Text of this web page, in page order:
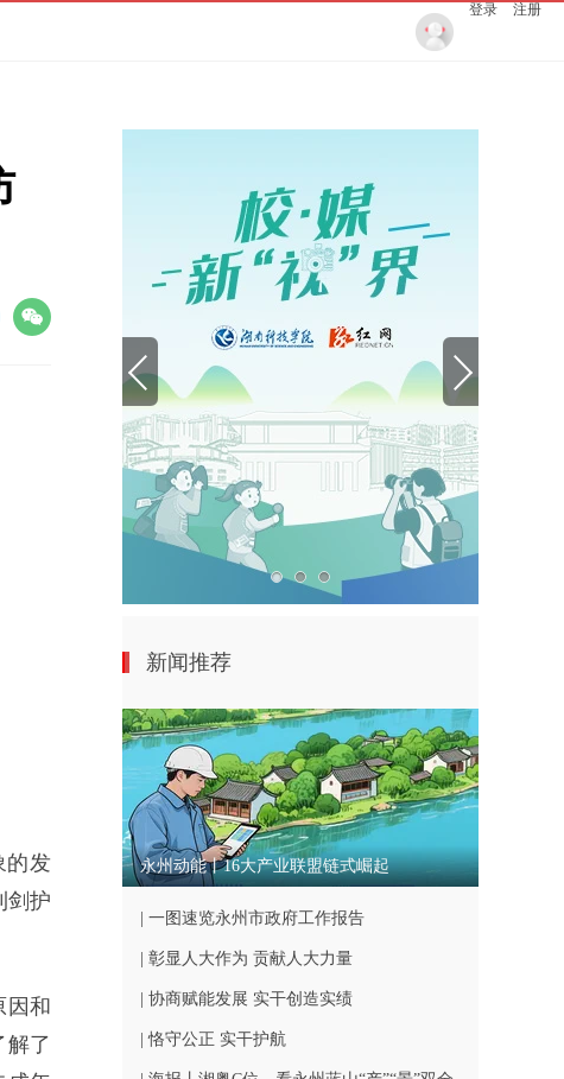
登录 注册
的发
剑护
因和
解了
新闻推荐
永州动能丨16大产业联盟链式崛起
| 一图速览永州市政府工作报告
| 彰显人大作为 贡献人大力量
| 协商赋能发展 实干创造实绩
| 恪守公正 实干护航